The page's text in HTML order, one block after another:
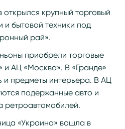
открылся крупный торговый
и бытовой техники под
рай».
приобрели торговые
и АЦ «Москва». В «Гранде»
и предметы интерьера. В АЦ
подержанные авто и
ретроавтомобилей.
«Украина» вошла в